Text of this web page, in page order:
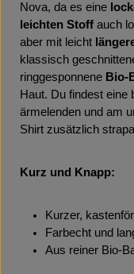
Nova, da es eine
leichten Stoff auch
aber mit leicht
klassisch
ringgesponnene Bio-
Haut. Du findest eine
ärmelenden und am
Shirt zusätzlich
Kurz und Knapp:
Kurzer,
Farbecht und
Aus reiner Bio-